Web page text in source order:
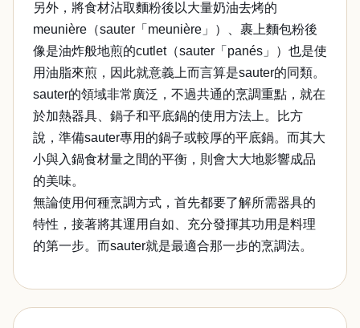
另外，將食材沾取麵粉後以大量奶油去烤的
meunière（sauter「meunière」）、裹上麵包粉後
像是油炸般地煎的cutlet（sauter「panés」）也是使
用油脂來煎，因此就意義上而言算是sauter的同類。
sauter的領域非常廣泛，不過共通的烹調重點，就在
於加熱器具、鍋子和平底鍋的使用方法上。比方
說，準備sauter專用的鍋子或較厚的平底鍋。而其大
小與入鍋食材量之間的平衡，則會大大地影響成品
的美味。
無論使用何種烹調方式，首先都要了解所需器具的
特性，接著將其運用自如、充分發揮其功用是料理
的第一步。而sauter就是最適合那一步的烹調法。